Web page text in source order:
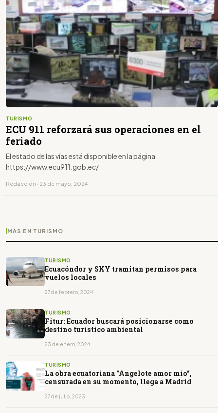
TURISMO
ECU 911 reforzará sus operaciones en el
feriado
El estado de las vías está disponible en la página
https://www.ecu911.gob.ec/
Redacción · 23 de mayo, 2024
MÁS EN TURISMO
TURISMO
Ecuacóndor y SKY tramitan permisos para
vuelos locales
27 de febrero, 2024
TURISMO
Fitur: Ecuador buscará posicionarse como
destino turístico ambiental
23 de enero, 2024
TURISMO
La obra ecuatoriana "Angelote amor mío",
censurada en su momento, llega a Madrid
27 de julio, 2023